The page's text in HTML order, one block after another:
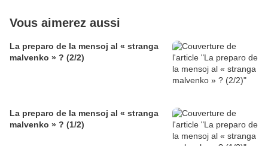
Vous aimerez aussi
La preparo de la mensoj al « stranga
malvenko » ? (2/2)
La preparo de la mensoj al « stranga
malvenko » ? (1/2)